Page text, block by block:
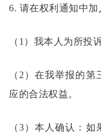
6. 请在权利通知中加
（ 1）我本人为所投
（ 2）在我举报的第
应的合法权益。
（3）本人确认：如